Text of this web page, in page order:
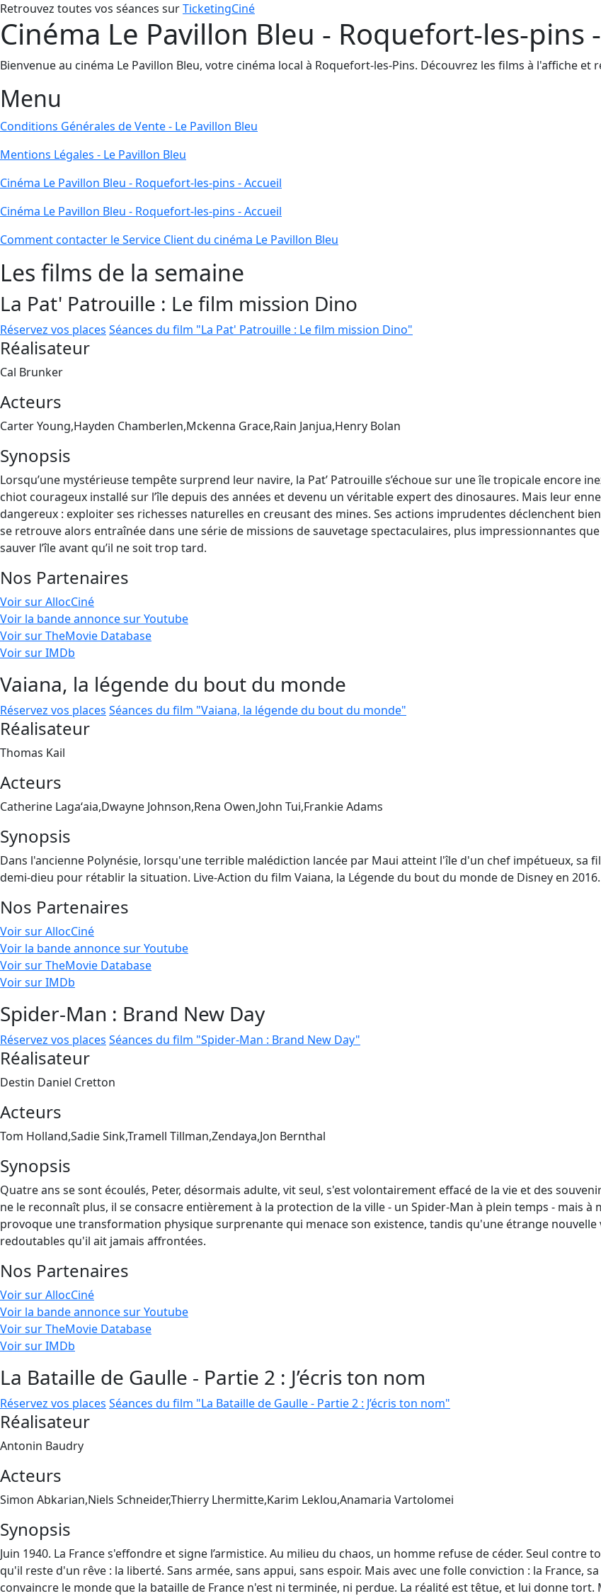
Retrouvez toutes vos séances surTicketingCiné
Cinéma Le Pavillon Bleu - Roquefort-les-pins
Bienvenue au cinéma Le Pavillon Bleu, votre cinéma local à Roquefort-les-Pins. Découvrez les films à l'affiche et
Menu
Conditions Générales de Vente - Le Pavillon Bleu
Mentions Légales - Le Pavillon Bleu
Cinéma Le Pavillon Bleu - Roquefort-les-pins - Accueil
Cinéma Le Pavillon Bleu - Roquefort-les-pins - Accueil
Comment contacter le Service Client du cinéma Le Pavillon Bleu
Les films de la semaine
La Pat' Patrouille : Le film mission Dino
Réservez vos places Séances du film "La Pat' Patrouille : Le film mission Dino"
Réalisateur
Cal Brunker
Acteurs
Carter Young,Hayden Chamberlen,Mckenna Grace,Rain Janjua,Henry Bolan
Synopsis
Lorsqu’une mystérieuse tempête surprend leur navire, la Pat’ Patrouille s’échoue sur une île tropicale encore
chiot courageux installé sur l’île depuis des années et devenu un véritable expert des dinosaures. Mais leur
dangereux : exploiter ses richesses naturelles en creusant des mines. Ses actions imprudentes déclenchent
se retrouve alors entraînée dans une série de missions de sauvetage spectaculaires, plus impressionnantes
sauver l’île avant qu’il ne soit trop tard.
Nos Partenaires
Voir sur AllocCiné
Voir la bande annonce sur Youtube
Voir sur TheMovie Database
Voir sur IMDb
Vaiana, la légende du bout du monde
Réservez vos places Séances du film "Vaiana, la légende du bout du monde"
Réalisateur
Thomas Kail
Acteurs
Catherine Lagaʻaia,Dwayne Johnson,Rena Owen,John Tui,Frankie Adams
Synopsis
Dans l'ancienne Polynésie, lorsqu'une terrible malédiction lancée par Maui atteint l'île d'un chef impétueux, sa
demi-dieu pour rétablir la situation. Live-Action du film Vaiana, la Légende du bout du monde de Disney en 2016.
Nos Partenaires
Voir sur AllocCiné
Voir la bande annonce sur Youtube
Voir sur TheMovie Database
Voir sur IMDb
Spider-Man : Brand New Day
Réservez vos places Séances du film "Spider-Man : Brand New Day"
Réalisateur
Destin Daniel Cretton
Acteurs
Tom Holland,Sadie Sink,Tramell Tillman,Zendaya,Jon Bernthal
Synopsis
Quatre ans se sont écoulés, Peter, désormais adulte, vit seul, s'est volontairement effacé de la vie et des
ne le reconnaît plus, il se consacre entièrement à la protection de la ville - un Spider-Man à plein temps - mais
provoque une transformation physique surprenante qui menace son existence, tandis qu'une étrange nouvelle
redoutables qu'il ait jamais affrontées.
Nos Partenaires
Voir sur AllocCiné
Voir la bande annonce sur Youtube
Voir sur TheMovie Database
Voir sur IMDb
La Bataille de Gaulle - Partie 2 : J’écris ton nom
Réservez vos places Séances du film "La Bataille de Gaulle - Partie 2 : J’écris ton nom"
Réalisateur
Antonin Baudry
Acteurs
Simon Abkarian,Niels Schneider,Thierry Lhermitte,Karim Leklou,Anamaria Vartolomei
Synopsis
Juin 1940. La France s'effondre et signe l’armistice. Au milieu du chaos, un homme refuse de céder. Seul
qu'il reste d'un rêve : la liberté. Sans armée, sans appui, sans espoir. Mais avec une folle conviction : la France,
convaincre le monde que la bataille de France n'est ni terminée, ni perdue. La réalité est têtue, et lui donne